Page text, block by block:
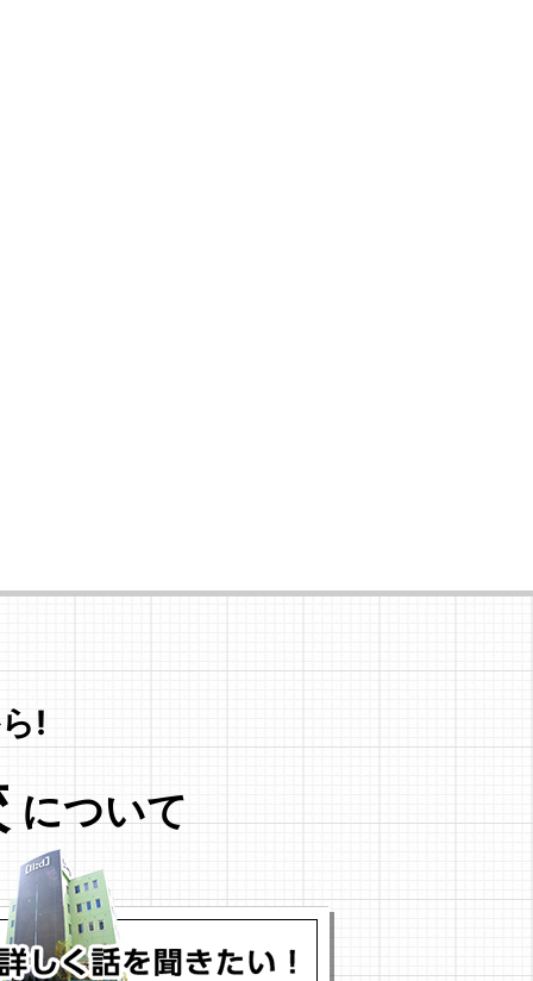
!
について